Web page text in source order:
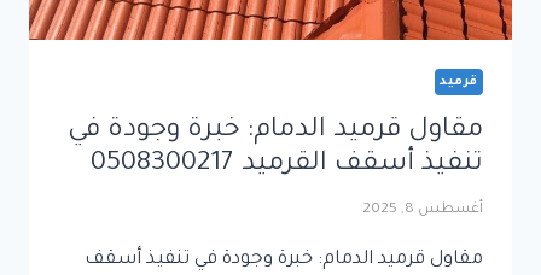
قرميد
مقاول قرميد الدمام: خبرة وجودة في
تنفيذ أسقف القرميد 0508300217
أغسطس 8, 2025
مقاول قرميد الدمام: خبرة وجودة في تنفيذ أسقف